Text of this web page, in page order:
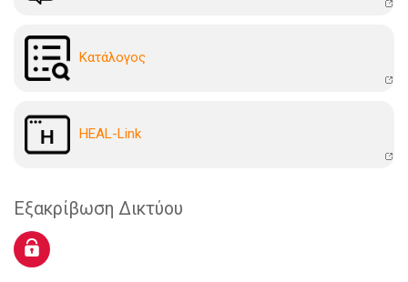
Kατάλογoς
HEAL-Link
Εξακρίβωση Δικτύου